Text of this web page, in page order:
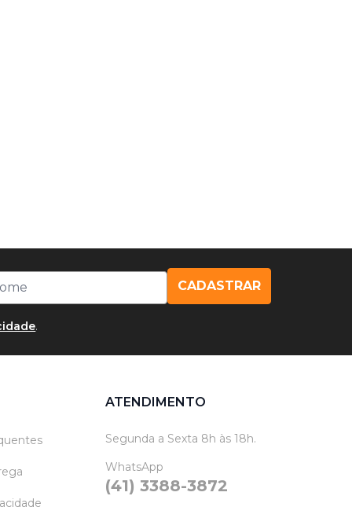
CADASTRAR
.
ATENDIMENTO
Segunda a Sexta 8h às 18h.
WhatsApp
(41) 3388-3872